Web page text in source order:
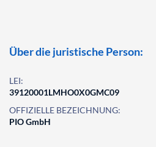
Über die juristische Person:
LEI:
39120001LMHO0X0GMC09
OFFIZIELLE BEZEICHNUNG:
PIO GmbH